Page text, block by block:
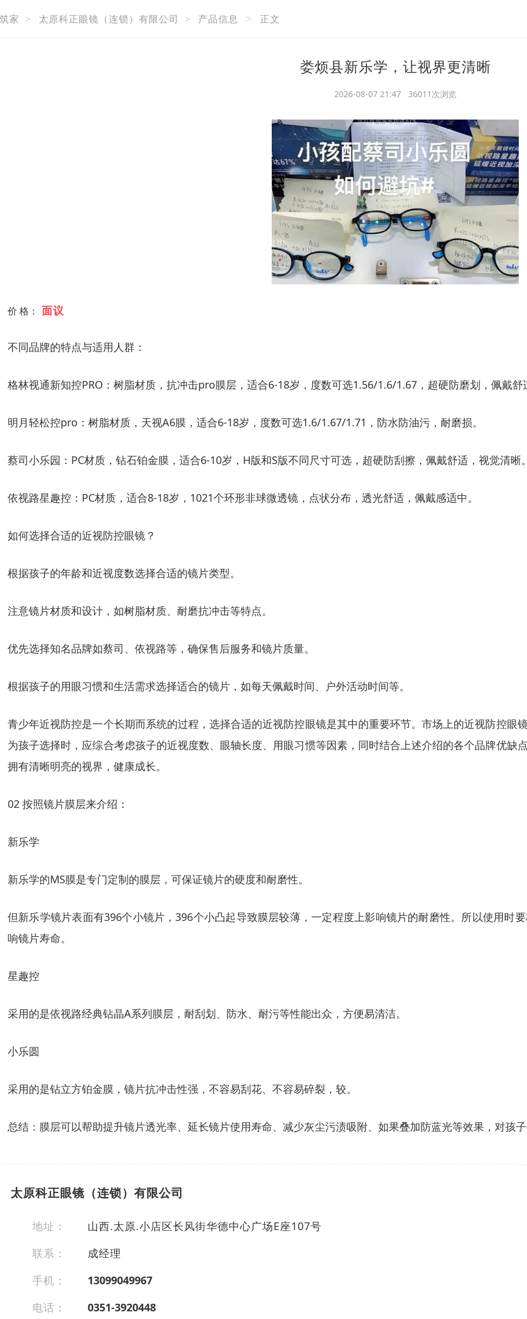
家 > 太原科正眼镜（连锁）有限公司 > 产品信息 > 正文
娄烦县新乐学，让视界更清晰
2026-08-07 21:47 36011次浏览
价 格： 面议
不同品牌的特点与适用人群：
格林视通新知控PRO：树脂材质，抗冲击pro膜层，适合6-18岁，度数可选1.56/1.6/1.67，超硬防磨划，佩戴舒
明月轻松控pro：树脂材质，天视A6膜，适合6-18岁，度数可选1.6/1.67/1.71，防水防油污，耐磨损。
蔡司小乐园：PC材质，钻石铂金膜，适合6-10岁，H版和S版不同尺寸可选，超硬防刮擦，佩戴舒适，视觉清晰
依视路星趣控：PC材质，适合8-18岁，1021个环形非球微透镜，点状分布，透光舒适，佩戴感适中。
如何选择合适的近视防控眼镜？
根据孩子的年龄和近视度数选择合适的镜片类型。
注意镜片材质和设计，如树脂材质、耐磨抗冲击等特点。
优先选择知名品牌如蔡司、依视路等，确保售后服务和镜片质量。
根据孩子的用眼习惯和生活需求选择适合的镜片，如每天佩戴时间、户外活动时间等。
青少年近视防控是一个长期而系统的过程，选择合适的近视防控眼镜是其中的重要环节。市场上的近视防控眼
为孩子选择时，应综合考虑孩子的近视度数、眼轴长度、用眼习惯等因素，同时结合上述介绍的各个品牌优缺
拥有清晰明亮的视界，健康成长。
02 按照镜片膜层来介绍：
新乐学
新乐学的MS膜是专门定制的膜层，可保证镜片的硬度和耐磨性。
但新乐学镜片表面有396个小镜片，396个小凸起导致膜层较薄，一定程度上影响镜片的耐磨性。所以使用时
响镜片寿命。
星趣控
采用的是依视路经典钻晶A系列膜层，耐刮划、防水、耐污等性能出众，方便易清洁。
小乐圆
采用的是钻立方铂金膜，镜片抗冲击性强，不容易刮花、不容易碎裂，较。
总结：膜层可以帮助提升镜片透光率、延长镜片使用寿命、减少灰尘污渍吸附、如果叠加防蓝光等效果，对孩
太原科正眼镜（连锁）有限公司
地址：
山西.太原.小店区长风街华德中心广场E座107号
联系：
成经理
手机：
13099049967
电话：
0351-3920448